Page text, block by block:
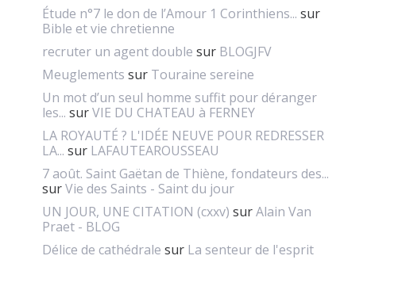
Étude n°7 le don de l’Amour 1 Corinthiens... sur
Bible et vie chretienne
recruter un agent double sur BLOGJFV
Meuglements sur Touraine sereine
Un mot d’un seul homme suffit pour déranger
les... surVIE DU CHATEAU à FERNEY
LA ROYAUTÉ ? L'IDÉE NEUVE POUR REDRESSER
LA... sur LAFAUTEAROUSSEAU
7 août. Saint Gaëtan de Thiène, fondateurs des...
surVie des Saints - Saint du jour
UN JOUR, UNE CITATION (cxxv) surAlain Van
Praet - BLOG
Délice de cathédrale sur La senteur de l'esprit